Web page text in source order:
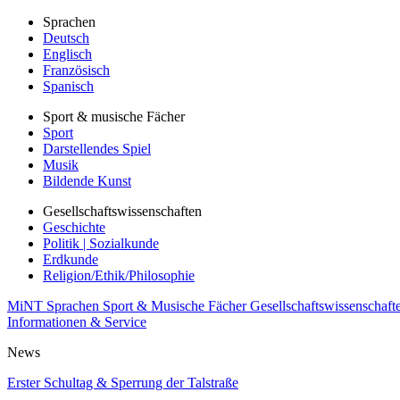
Sprachen
Deutsch
Englisch
Französisch
Spanisch
Sport & musische Fächer
Sport
Darstellendes Spiel
Musik
Bildende Kunst
Gesellschaftswissenschaften
Geschichte
Politik | Sozialkunde
Erdkunde
Religion/Ethik/Philosophie
MiNT Sprachen Sport & Musische Fächer
Informationen & Service
News
Erster Schultag & Sperrung der Talstraße